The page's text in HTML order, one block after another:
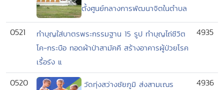
ตั้งศูนย์กลางการพัฒนาจิตในตำบล
0521
ทำบุญใส่บาตรพระกรรมฐาน 15 รูป ทำบุญไถ่ชีวิต
โค-กระบือ ทอดผ้าป่าสามัคคี สร้างอาคารผู้ป่วยโรค
เรื้อรัง แ
4935
0520
วัดทุ่งสว่างชัยภูมิ ส่งสามเณร
4936